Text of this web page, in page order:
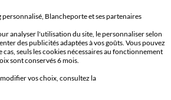
Mondial Relay uniquement
téléphone
du lundi au samedi
Blancheporte et ses partenaires
analyser l'utilisation du site, le personnaliser selon
des publicités adaptées à vos goûts. Vous pouvez
cas, seuls les cookies nécessaires au fonctionnement
sont conservés 6 mois.
vos choix, consultez la